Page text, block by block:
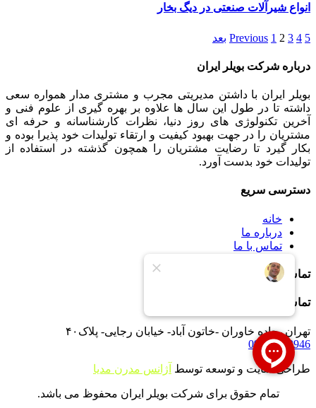
انواع شیرآلات صنعتی در دیگ بخار
Previous 1 2 3 4 5 بعد
درباره شرکت بویلر ایران
بویلر ایران با داشتن مدیریتی مجرب و مشتری مدار همواره سعی
داشته تا در طول این سال ها علاوه بر بهره گیری از علوم فنی و
آخرین تکنولوژی های روز دنیا، نظرات کارشناسانه و حرفه ای
مشتریان را در جهت بهبود کیفیت و ارتقاء تولیدات خود پذیرا بوده و
بکار گیرد تا رضایت مشتریان را همچون گذشته در استفاده از
تولیدات خود بدست آورد.
دسترسی سریع
خانه
درباره ما
تماس با ما
تماس با ما
تماس با ما
تهران -جاده خاوران -خاتون آباد- خیابان رجایی- پلاک۴۰
09121233946
طراحی سایت و توسعه توسط آژانس مدرن مدیا
تمام حقوق برای شرکت بویلر ایران محفوظ می باشد.